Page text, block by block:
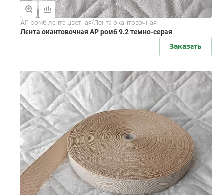
АР ромб лента цветная/Лента окантовочная
Лента окантовочная АР ромб 9.2 темно-серая
Заказать